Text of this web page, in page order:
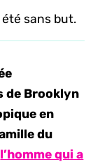
sans but.
de Brooklyn
en
du
l’homme qui a